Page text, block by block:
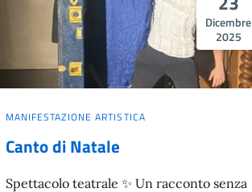
Dicembre
2025
MANIFESTAZIONE ARTISTICA
Canto di Natale
Spettacolo teatrale ✨ Un racconto senza